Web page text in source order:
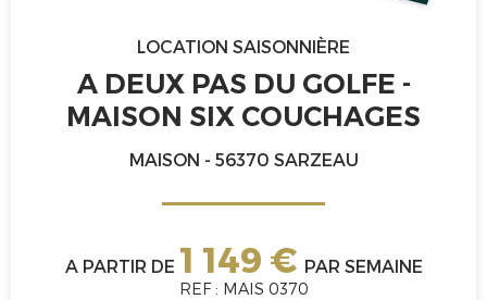
LOCATION SAISONNIÈRE
A DEUX PAS DU GOLFE -
MAISON SIX COUCHAGES
MAISON - 56370 SARZEAU
A PARTIR DE 1 149 € PAR SEMAINE
REF : MAIS 0370